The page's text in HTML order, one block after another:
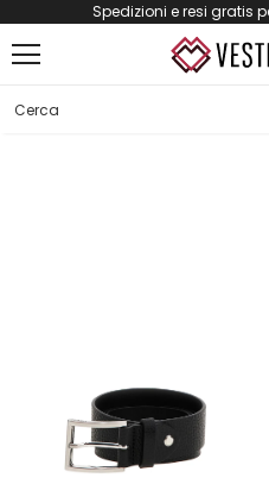
Spedizioni e resi gratis